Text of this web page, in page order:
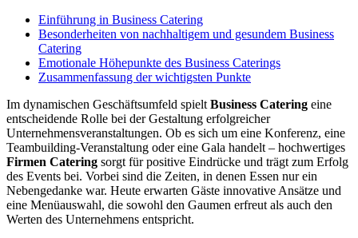
Einführung in Business Catering
Besonderheiten von nachhaltigem und gesundem Business
Catering
Emotionale Höhepunkte des Business Caterings
Zusammenfassung der wichtigsten Punkte
Im dynamischen Geschäftsumfeld spielt Business Catering eine
entscheidende Rolle bei der Gestaltung erfolgreicher
Unternehmensveranstaltungen. Ob es sich um eine Konferenz, eine
Teambuilding-Veranstaltung oder eine Gala handelt – hochwertiges
Firmen Catering sorgt für positive Eindrücke und trägt zum Erfolg
des Events bei. Vorbei sind die Zeiten, in denen Essen nur ein
Nebengedanke war. Heute erwarten Gäste innovative Ansätze und
eine Menüauswahl, die sowohl den Gaumen erfreut als auch den
Werten des Unternehmens entspricht.